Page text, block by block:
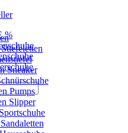
%
Sneaker
Pumps
Slipper